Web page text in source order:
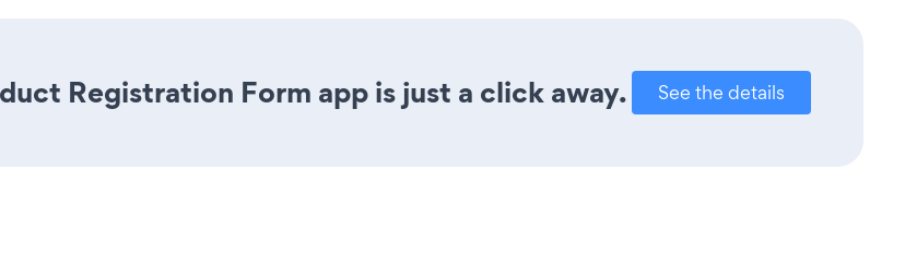
Registration Form app is just a click away. See the details